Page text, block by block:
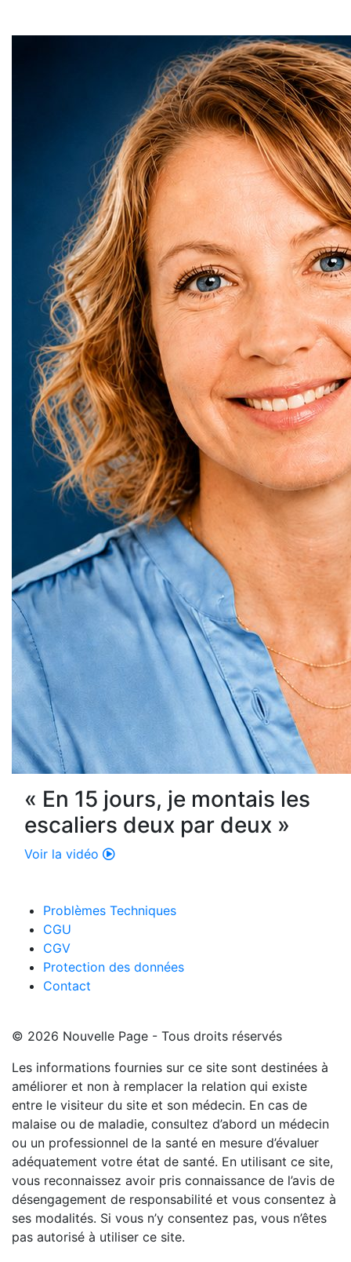
« En 15 jours, je montais les
escaliers deux par deux »
Voir la vidéo
Problèmes Techniques
CGU
CGV
Protection des données
Contact
© 2026 Nouvelle Page - Tous droits réservés
Les informations fournies sur ce site sont destinées à
améliorer et non à remplacer la relation qui existe
entre le visiteur du site et son médecin. En cas de
malaise ou de maladie, consultez d’abord un médecin
ou un professionnel de la santé en mesure d’évaluer
adéquatement votre état de santé. En utilisant ce site,
vous reconnaissez avoir pris connaissance de l’avis de
désengagement de responsabilité et vous consentez à
ses modalités. Si vous n’y consentez pas, vous n’êtes
pas autorisé à utiliser ce site.